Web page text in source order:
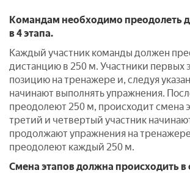
Командам необходимо преодолеть
в 4 этапа.
Каждый участник команды должен
дистанцию в 250 м. Участники первых
позицию на тренажере и, следуя
начинают выполнять упражнения.
преодолеют 250 м, происходит смена
третий и четвертый участник
продолжают упражнения на
преодолеют каждый 250 м.
Смена этапов должна происходить